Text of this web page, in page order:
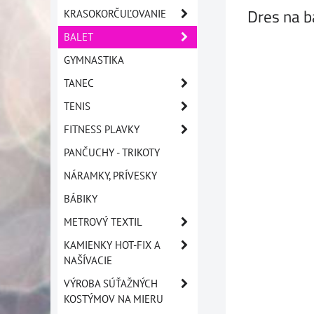
Dres na
KRASOKORČUĽOVANIE
BALET
GYMNASTIKA
TANEC
TENIS
FITNESS PLAVKY
PANČUCHY - TRIKOTY
NÁRAMKY, PRÍVESKY
BÁBIKY
METROVÝ TEXTIL
KAMIENKY HOT-FIX A
NAŠÍVACIE
VÝROBA SÚŤAŽNÝCH
KOSTÝMOV NA MIERU